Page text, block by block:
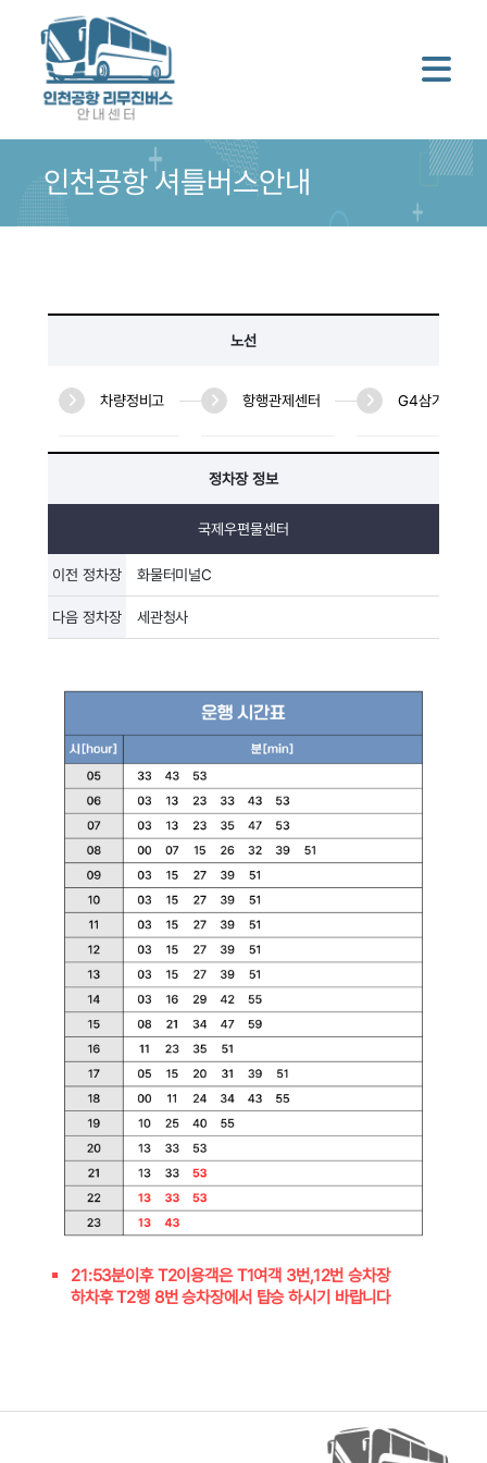
인천공항 셔틀버스안내
노선
차량정비고 항행관제센터 G4삼거리
정차장 정보
국제우편물센터
이전 정차장 화물터미널C
다음 정차장 세관청사
21:53분이후 T2이용객은 T1여객 3번,12번 승차장
하차후 T2행 8번 승차장에서 탑승 하시기 바랍니다